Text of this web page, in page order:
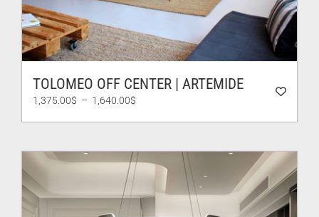
TOLOMEO OFF CENTER | ARTEMIDE
1,375.00$ – 1,640.00$
à
1,640.00$